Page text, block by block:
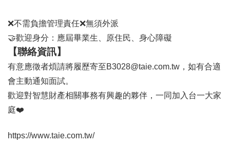
❌不需負擔管理責任❌無須外派
🤝歡迎身分：應屆畢業生、原住民、身心障礙
【聯絡資訊】
有意應徵者煩請將履歷寄至B3028@taie.com.tw ，如有合適
會主動通知面試。
歡迎對智慧財產相關事務有興趣的夥伴，一同加入台一大家
庭❤
https://www.taie.com.tw/